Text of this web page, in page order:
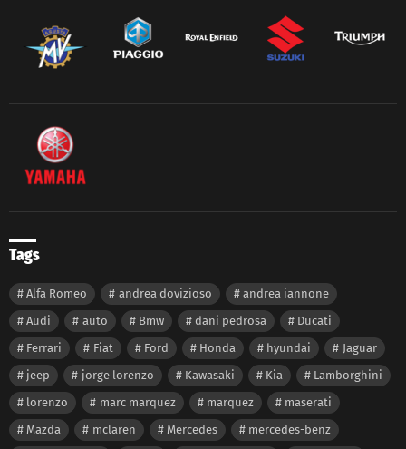
Tags
Alfa Romeo andrea dovizioso
andrea iannone
Audi
auto Bmw dani pedrosa
Ducati
Ferrari
Fiat Ford Honda hyundai
Jaguar
jeep
jorge lorenzo Kawasaki Kia
Lamborghini
lorenzo
marc marquez marquez
maserati
Mazda
mclaren Mercedes
mercedes-benz